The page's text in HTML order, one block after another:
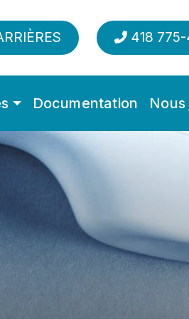
418
Documentation